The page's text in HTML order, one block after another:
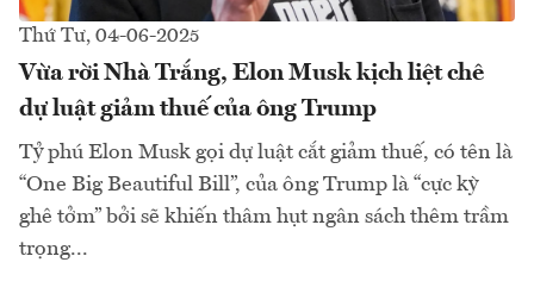
Thứ Tư, 04-06-2025
Vừa rời Nhà Trắng, Elon Musk kịch liệt chê
dự luật giảm thuế của ông Trump
Tỷ phú Elon Musk gọi dự luật cắt giảm thuế, có tên là
“One Big Beautiful Bill”, của ông Trump là “cực kỳ
ghê tởm” bởi sẽ khiến thâm hụt ngân sách thêm trầm
trọng...